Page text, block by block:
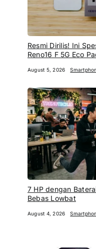
Resmi Dirilis! Ini
Reno16 F 5G Eco
August 5, 2026
7 HP dengan
Bebas Lowbat
August 4, 2026